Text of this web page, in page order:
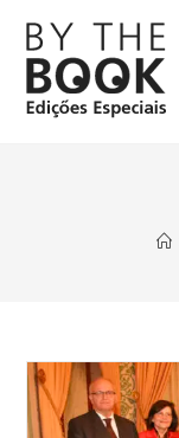
para
conteúdo